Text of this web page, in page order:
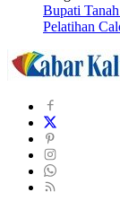
Bupati
Pelatihan